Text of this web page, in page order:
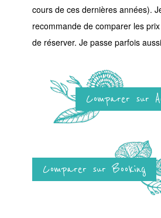
cours de ces dernières années).
recommande de comparer les
de réserver. Je passe parfois
Comparer sur
Comparer sur Booking